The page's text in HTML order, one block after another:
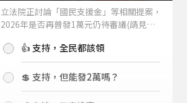
立法院正討論「國民支援金」等相關提案，
2026年是否再普發1萬元仍待審議(請見下
持嗎？👍 支持，全民都該領
💲 支持，但能發2萬嗎？